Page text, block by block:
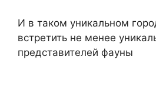
И в таком уникальном
встретить не менее
представителей фауны